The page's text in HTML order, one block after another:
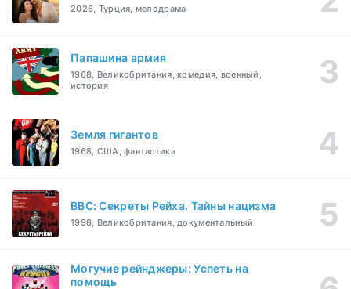
2026, Турция, мелодрама
Папашина армия
1968, Великобритания, комедия, военный,
история
Земля гигантов
1968, США, фантастика
BBC: Секреты Рейха. Тайны нацизма
1998, Великобритания, документальный
Могучие рейнджеры: Успеть на
помощь